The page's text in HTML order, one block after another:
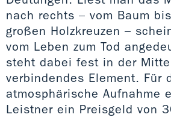
nach rechts – vom Baum
großen Holzkreuzen –
vom Leben zum Tod
steht dabei fest in der
verbindendes Element. Für
atmosphärische Aufnahme
Leistner ein Preisgeld von